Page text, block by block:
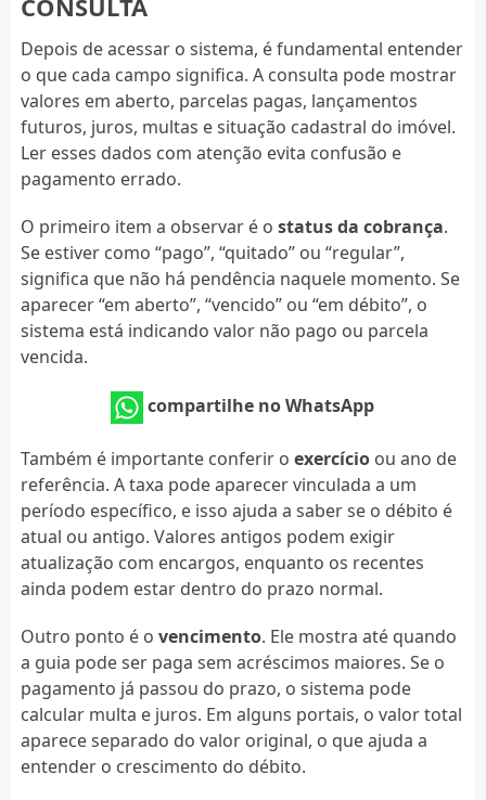
Depois de acessar o sistema, é fundamental entender
o que cada campo significa. A consulta pode mostrar
valores em aberto, parcelas pagas, lançamentos
futuros, juros, multas e situação cadastral do imóvel.
Ler esses dados com atenção evita confusão e
pagamento errado.
O primeiro item a observar é o status da cobrança.
Se estiver como “pago”, “quitado” ou “regular”,
significa que não há pendência naquele momento. Se
aparecer “em aberto”, “vencido” ou “em débito”, o
sistema está indicando valor não pago ou parcela
vencida.
compartilhe no WhatsApp
Também é importante conferir o exercícioou ano de
referência. A taxa pode aparecer vinculada a um
período específico, e isso ajuda a saber se o débito é
atual ou antigo. Valores antigos podem exigir
atualização com encargos, enquanto os recentes
ainda podem estar dentro do prazo normal.
Outro ponto é o vencimento. Ele mostra até quando
a guia pode ser paga sem acréscimos maiores. Se o
pagamento já passou do prazo, o sistema pode
calcular multa e juros. Em alguns portais, o valor total
aparece separado do valor original, o que ajuda a
entender o crescimento do débito.